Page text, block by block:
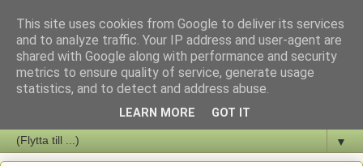
Staffars Seriers Blog
Vi skriver om serienyheter av alla de slag samt om vad som sker i
▼
This site uses cookies from Google to deliver its services
and to analyze traffic. Your IP address and user-agent are
shared with Google along with performance and security
metrics to ensure quality of service, generate usage
statistics, and to detect and address abuse.
LEARN MORE GOT IT